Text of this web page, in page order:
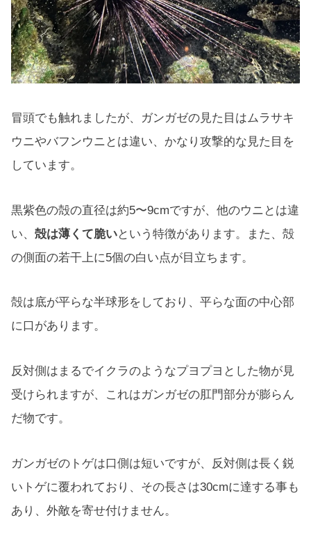
冒頭でも触れましたが、ガンガゼの見た目はムラサキ
ウニやバフンウニとは違い、かなり攻撃的な見た目を
しています。
黒紫色の殻の直径は約5〜9cmですが、他のウニとは違
い、 殻は薄くて脆いという特徴があります。また、殻
の側面の若干上に5個の白い点が目立ちます。
殻は底が平らな半球形をしており、平らな面の中心部
に口があります。
反対側はまるでイクラのようなプヨプヨとした物が見
受けられますが、これはガンガゼの肛門部分が膨らん
だ物です。
ガンガゼのトゲは口側は短いですが、反対側は長く鋭
いトゲに覆われており、その長さは30cmに達する事も
あり、外敵を寄せ付けません。